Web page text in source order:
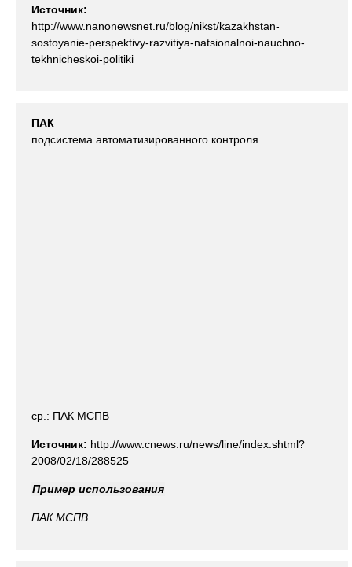
Источник:
http://www.nanonewsnet.ru/blog/nikst/kazakhstan-
sostoyanie-perspektivy-razvitiya-natsionalnoi-nauchno-
tekhnicheskoi-politiki
ПАК
подсистема автоматизированного контроля
ср.: ПАК МСПВ
Источник: http://www.cnews.ru/news/line/index.shtml?
2008/02/18/288525
Пример использования
ПАКМСПВ